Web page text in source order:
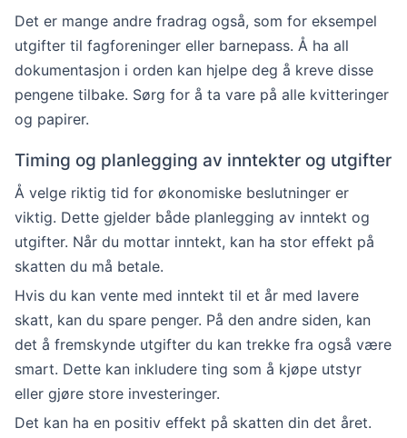
Det er mange andre fradrag også, som for eksempel
utgifter til fagforeninger eller barnepass. Å ha all
dokumentasjon i orden kan hjelpe deg å kreve disse
pengene tilbake. Sørg for å ta vare på alle kvitteringer
og papirer.
Timing og planlegging av inntekter og utgifter
Å velge riktig tid for økonomiske beslutninger er
viktig. Dette gjelder både planlegging av inntekt og
utgifter. Når du mottar inntekt, kan ha stor effekt på
skatten du må betale.
Hvis du kan vente med inntekt til et år med lavere
skatt, kan du spare penger. På den andre siden, kan
det å fremskynde utgifter du kan trekke fra også være
smart. Dette kan inkludere ting som å kjøpe utstyr
eller gjøre store investeringer.
Det kan ha en positiv effekt på skatten din det året.